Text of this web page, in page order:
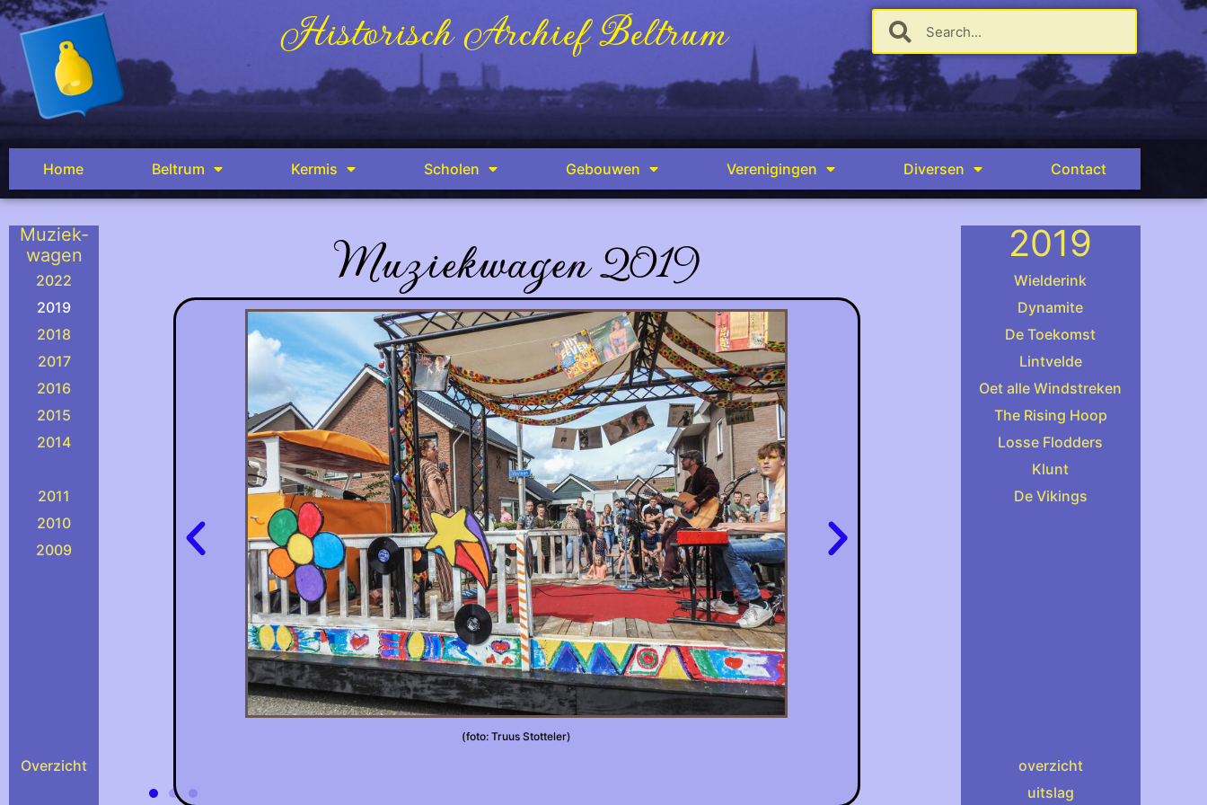
Historisch Archief Beltrum
Home Beltrum Kermis Scholen Gebouwen Verenigingen Diversen Contact
Muziek-
wagen
2022
2019
2018
2017
2016
2015
2014
2011
2010
2009
Overzicht
Muziekwagen 2019
(foto: Truus Stotteler)
2019
Wielderink
Dynamite
De Toekomst
Lintvelde
Oet alle Windstreken
The Rising Hoop
Losse Flodders
Klunt
De Vikings
overzicht
uitslag